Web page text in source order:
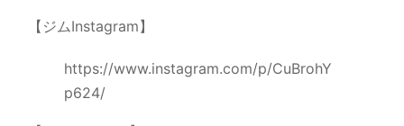
【ジムInstagram】
https://www.instagram.com/p/CuBrohY
p624/